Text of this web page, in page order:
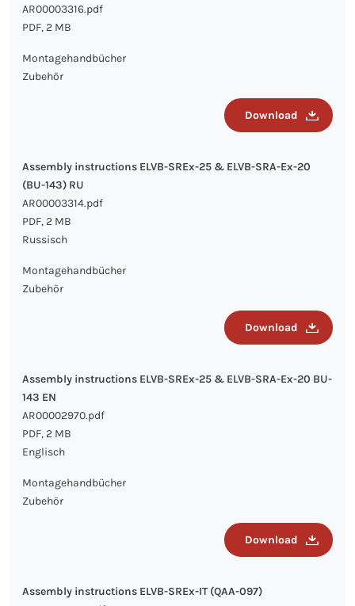
AR00003316.pdf
PDF, 2 MB
Montagehandbücher
Zubehör
Download
Assembly instructions ELVB-SREx-25 & ELVB-SRA-Ex-20
(BU-143) RU
AR00003314.pdf
PDF, 2 MB
Russisch
Montagehandbücher
Zubehör
Download
Assembly instructions ELVB-SREx-25 & ELVB-SRA-Ex-20 BU-
143 EN
AR00002970.pdf
PDF, 2 MB
Englisch
Montagehandbücher
Zubehör
Download
Assembly instructions ELVB-SREx-IT (QAA-097)